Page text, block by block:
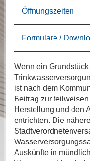
Öffnungszeiten
Formulare /
Wenn ein
ist nach dem
Beitrag zur
Herstellung und den
entrichten. Die
Auskünfte in